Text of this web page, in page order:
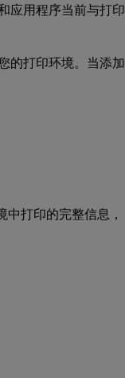
应用程序当前与打印
的打印环境。当添加
打印的完整信息，